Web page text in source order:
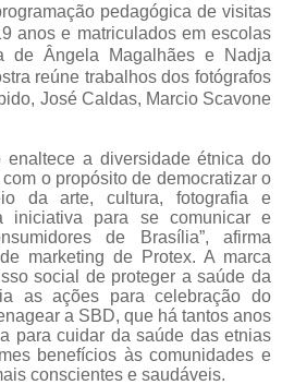
pedagógica de visitas
anos e matriculados em escolas
de Ângela Magalhães e
Nadja
reúne trabalhos dos fotógrafos
José Caldas, Marcio Scavone
enaltece a diversidade étnica do
o propósito de democratizar o
da arte, cultura, fotografia e
iniciativa para se comunicar e
de Brasília”, afirma
marketing de Protex. A marca
social de proteger a saúde da
as ações para celebração do
a SBD, que há tantos anos
para cuidar da saúde das etnias
benefícios às comunidades e
conscientes e saudáveis.